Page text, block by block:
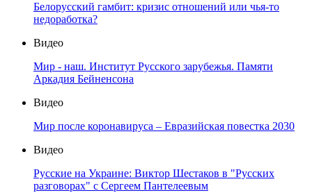
Белорусский гамбит: кризис отношений или чья-то
недоработка?
Видео
Мир - наш. Институт Русского зарубежья. Памяти
Аркадия Бейненсона
Видео
Мир после коронавируса – Евразийская повестка 2030
Видео
Русские на Украине: Виктор Шестаков в "Русских
разговорах" с Сергеем Пантелеевым